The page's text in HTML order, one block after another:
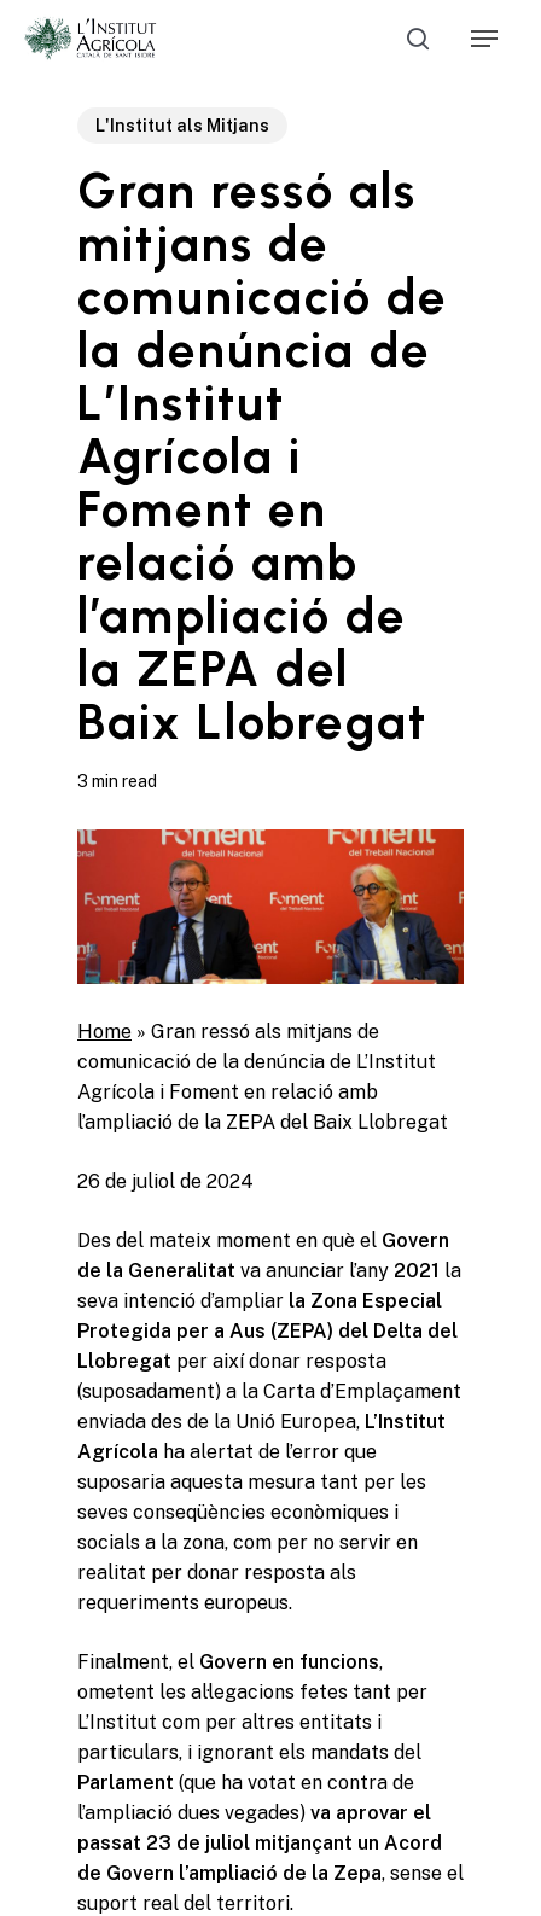
Skip
Cerca
Menu
L'Institut als Mitjans
Gran ressó als
mitjans de
comunicació de
la denúncia de
L’Institut
Agrícola i
Foment en
relació amb
l’ampliació de
la ZEPA del
Baix Llobregat
3 min read
Home » Gran ressó als mitjans de
comunicació de la denúncia de L’Institut
Agrícola i Foment en relació amb
l’ampliació de la ZEPA del Baix Llobregat
26 de juliol de 2024
Des del mateix moment en què el Govern
de la Generalitat va anunciar l’any 2021 la
seva intenció d’ampliar la Zona Especial
Protegida per a Aus (ZEPA) del Delta del
Llobregat per així donar resposta
(suposadament) a la Carta d’Emplaçament
enviada des de la Unió Europea, L’Institut
Agrícola ha alertat de l’error que
suposaria aquesta mesura tant per les
seves conseqüències econòmiques i
socials a la zona, com per no servir en
realitat per donar resposta als
requeriments europeus.
Finalment, el Govern en funcions,
ometent les al·legacions fetes tant per
L’Institut com per altres entitats i
particulars, i ignorant els mandats del
Parlament (que ha votat en contra de
l’ampliació dues vegades) va aprovar el
passat 23 de juliol mitjançant un Acord
de Govern l’ampliació de la Zepa, sense el
suport real del territori.